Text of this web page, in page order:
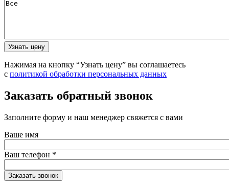
Нажимая на кнопку “Узнать цену” вы соглашаетесь
с политикой обработки персональных данных
Заказать обратный звонок
Заполните форму и наш менеджер свяжется с вами
Ваше имя
Ваш телефон *